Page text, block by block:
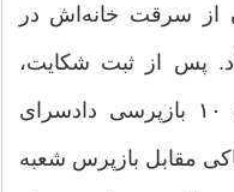
از سرقت خانه‌اش در
پس از ثبت شکایت،
پرونده برای رسیدگی به شعبه ۱۰ بازپرسی دادسرای
مقابل بازپرس شعبه